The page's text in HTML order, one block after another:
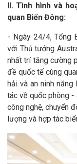
II. Tình hình và
quan Biển Đông:
- Ngày 24/4, Tổng
với Thủ tướng
nhất trí tăng cường
đề quốc tế cùng
hải và an ninh
tác về quốc phòng
công nghệ, chuyển
lượng và hợp tác